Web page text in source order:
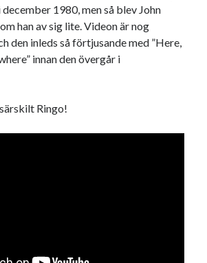
1980, men så blev John
han av sig lite. Videon är nog
den inleds så förtjusande med ”Here,
innan den övergår i
Ringo!